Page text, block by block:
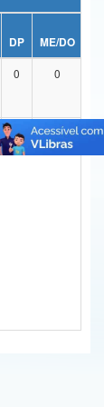
DP ME/DO
0 0
0 0